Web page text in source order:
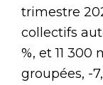
trimestre
collectifs
%, et 11
groupées, -